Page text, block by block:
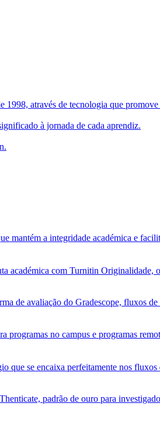
através de tecnologia que
à jornada de cada aprendiz.
mantém a integridade académica e
académica com Turnitin Originalidade,
de avaliação do Gradescope, fluxos
programas no campus e programas
se encaixa perfeitamente nos fluxos
padrão de ouro para